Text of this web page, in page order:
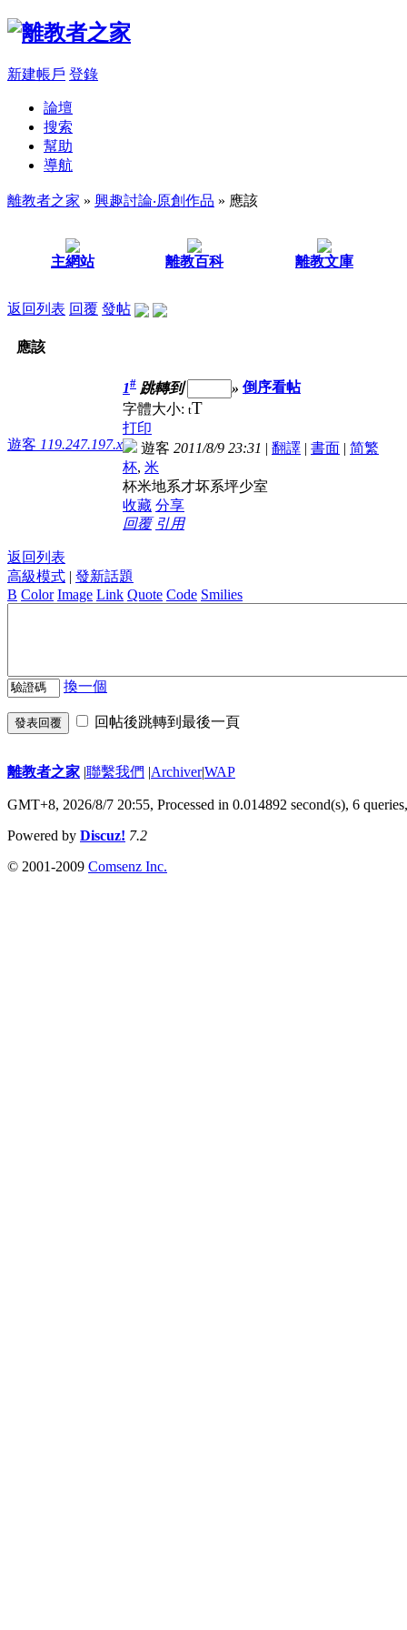
新建帳戶 登錄
論壇
搜索
幫助
導航
離教者之家 » 興趣討論‧原創作品 » 應該
主網站 離教百科 離教文庫
返回列表 回覆 發帖
應該
遊客 119.247.197.x
1# 跳轉到 » 倒序看帖
字體大小: tT
打印
遊客 2011/8/9 23:31 | 翻譯 | 書面 | 简繁
杯, 米
杯米地系才坏系坪少室
收藏 分享
回覆 引用
返回列表
高級模式 | 發新話題
B Color Image Link Quote Code Smilies
換一個
發表回覆 回帖後跳轉到最後一頁
離教者之家 |聯繫我們 |Archiver|WAP
GMT+8, 2026/8/7 20:55, Processed in 0.014892 second(s), 6
Powered by Discuz! 7.2
© 2001-2009 Comsenz Inc.